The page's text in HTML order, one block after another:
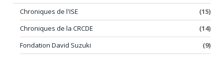
Chroniques de l'ISE
(15)
Chroniques de la CRCDE
(14)
Fondation David Suzuki
(9)